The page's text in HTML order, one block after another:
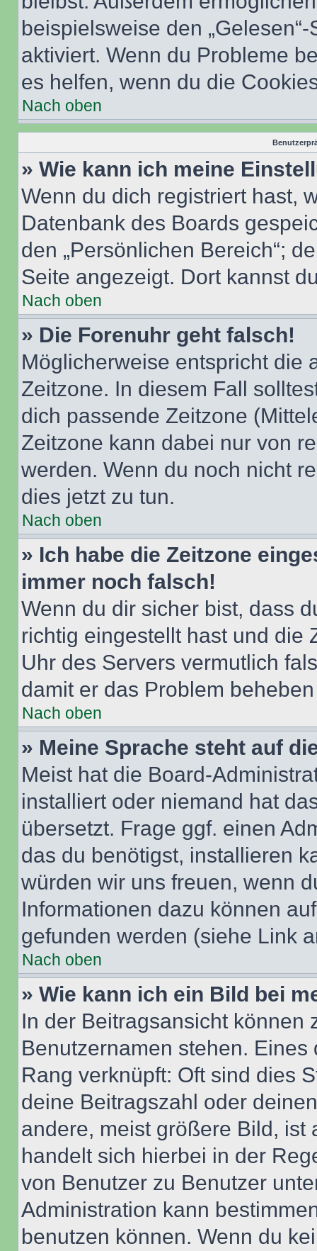
beispielsweise den
aktiviert. Wenn du Probleme
es helfen, wenn du die
Nach oben
» Wie kann ich meine
Wenn du dich registriert hast,
Datenbank des Boards
den „Persönlichen Bereich“;
Seite angezeigt. Dort kannst
Nach oben
» Die Forenuhr geht falsch!
Möglicherweise entspricht die
Zeitzone. In diesem Fall
dich passende Zeitzone
Zeitzone kann dabei nur von
werden. Wenn du noch nicht
dies jetzt zu tun.
Nach oben
» Ich habe die Zeitzone
immer noch falsch!
Wenn du dir sicher bist, dass
richtig eingestellt hast und die
Uhr des Servers vermutlich
damit er das Problem
Nach oben
» Meine Sprache steht auf
Meist hat die Board-
installiert oder niemand hat
übersetzt. Frage ggf. einen
das du benötigst, installieren
würden wir uns freuen, wenn
Informationen dazu können
gefunden werden (siehe Link
Nach oben
» Wie kann ich ein Bild bei
In der Beitragsansicht können
Benutzernamen stehen.
Rang verknüpft: Oft sind dies
deine Beitragszahl oder
andere, meist größere Bild, ist
handelt sich hierbei in der
von Benutzer zu Benutzer
Administration kann
benutzen können. Wenn du